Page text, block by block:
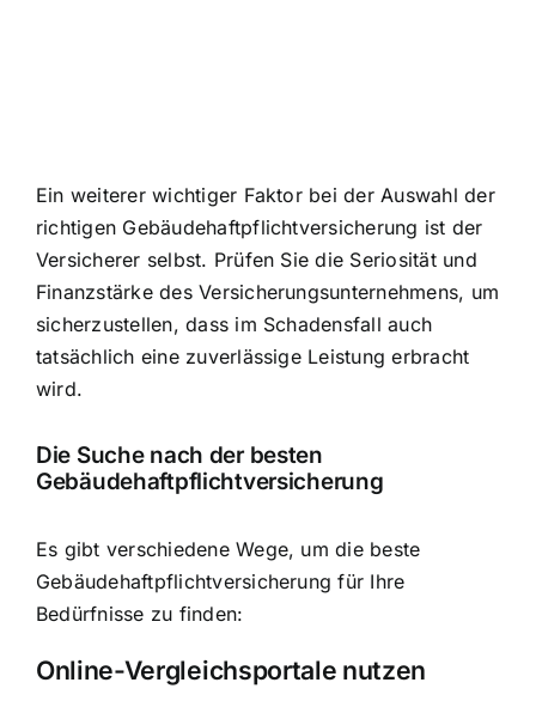
Ein weiterer wichtiger Faktor bei der Auswahl der
richtigen Gebäudehaftpflichtversicherung ist der
Versicherer selbst. Prüfen Sie die Seriosität und
Finanzstärke des Versicherungsunternehmens, um
sicherzustellen, dass im Schadensfall auch
tatsächlich eine zuverlässige Leistung erbracht
wird.
Die Suche nach der besten
Gebäudehaftpflichtversicherung
Es gibt verschiedene Wege, um die beste
Gebäudehaftpflichtversicherung für Ihre
Bedürfnisse zu finden:
Online-Vergleichsportale nutzen